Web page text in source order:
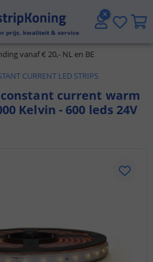
prijs, kwaliteit & service
5 jaar garantie
vanaf € 20,- NL en BE
9.1
besteld, morgen in huis
CURRENT LED STRIPS
current warm
Kelvin - 600 leds 24V